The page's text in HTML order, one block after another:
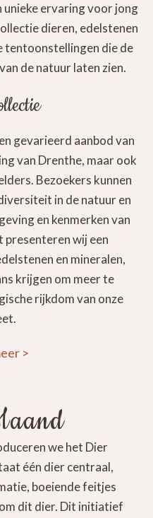
unieke ervaring voor jong
dieren, edelstenen
tentoonstellingen die de
de natuur laten zien.
gevarieerd aanbod van
van Drenthe, maar ook
Bezoekers kunnen
in de natuur en
en kenmerken van
presenteren wij een
en mineralen,
krijgen om meer te
rijkdom van onze
>
we het Dier
één dier centraal,
boeiende feitjes
dit dier. Dit initiatief